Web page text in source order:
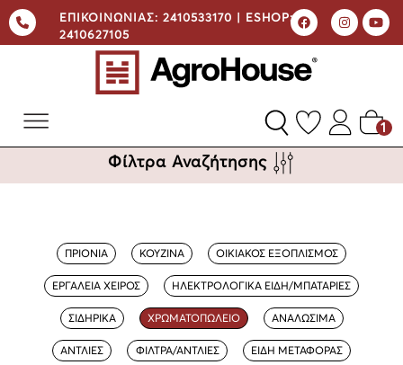
ΕΠΙΚΟΙΝΩΝΙΑΣ: 2410533170 | ESHOP:
2410627105
1
Φίλτρα Αναζήτησης
ΠΡΙΟΝΙΑ ΚΟΥΖΙΝΑ ΟΙΚΙΑΚΟΣ ΕΞΟΠΛΙΣΜΟΣ
ΕΡΓΑΛΕΙΑ ΧΕΙΡΟΣ ΗΛΕΚΤΡΟΛΟΓΙΚΑ ΕΙΔΗ/ΜΠΑΤΑΡΙΕΣ
ΣΙΔΗΡΙΚΑ ΧΡΩΜΑΤΟΠΩΛΕΙΟ ΑΝΑΛΩΣΙΜΑ
ΑΝΤΛΙΕΣ ΦΙΛΤΡΑ/ΑΝΤΛΙΕΣ ΕΙΔΗ ΜΕΤΑΦΟΡΑΣ